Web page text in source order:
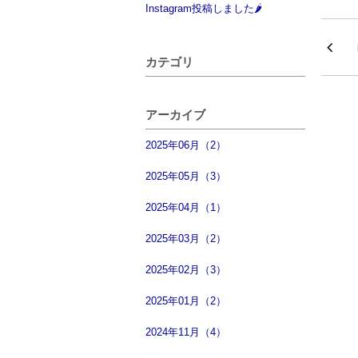
Instagram投稿しました🌶
カテゴリ
アーカイブ
2025年06月（2）
2025年05月（3）
2025年04月（1）
2025年03月（2）
2025年02月（3）
2025年01月（2）
2024年11月（4）